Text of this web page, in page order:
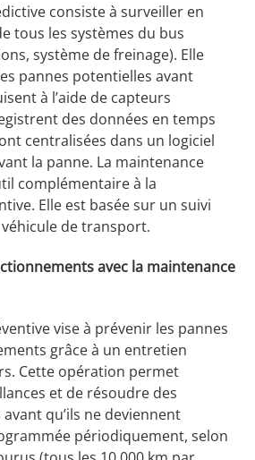
consiste à surveiller en
tous les systèmes du bus
système de freinage). Elle
pannes potentielles avant
à l’aide de capteurs
des données en temps
centralisées dans un logiciel
la panne. La maintenance
complémentaire à la
Elle est basée sur un suivi
de transport.
avec la maintenance
vise à prévenir les pannes
grâce à un entretien
Cette opération permet
et de résoudre des
qu’ils ne deviennent
périodiquement, selon